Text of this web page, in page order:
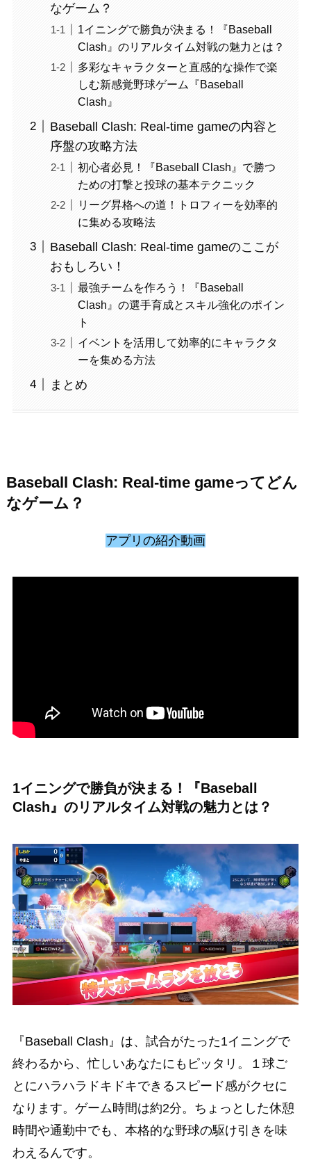
なゲーム？
1イニングで勝負が決まる！『Baseball
Clash』のリアルタイム対戦の魅力とは？
多彩なキャラクターと直感的な操作で楽
しむ新感覚野球ゲーム『Baseball
Clash』
Baseball Clash: Real-time gameの内容と
序盤の攻略方法
初心者必見！『Baseball Clash』で勝つ
ための打撃と投球の基本テクニック
リーグ昇格への道！トロフィーを効率的
に集める攻略法
Baseball Clash: Real-time gameのここが
おもしろい！
最強チームを作ろう！『Baseball
Clash』の選手育成とスキル強化のポイン
ト
イベントを活用して効率的にキャラクタ
ーを集める方法
まとめ
Baseball Clash: Real-time gameってどん
なゲーム？
アプリの紹介動画
1イニングで勝負が決まる！『Baseball
Clash』のリアルタイム対戦の魅力とは？
『Baseball Clash』は、試合がたった1イニングで
終わるから、忙しいあなたにもピッタリ。１球ご
とにハラハラドキドキできるスピード感がクセに
なります。ゲーム時間は約2分。ちょっとした休憩
時間や通勤中でも、本格的な野球の駆け引きを味
わえるんです。